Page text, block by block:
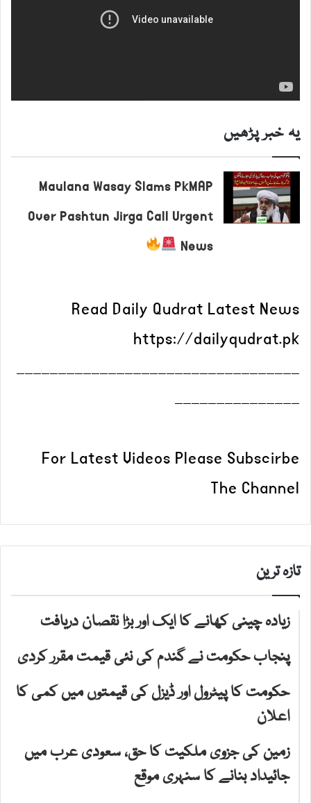
یہ خبر پڑھیں
Maulana Wasay Slams PkMAP
Over Pashtun Jirga Call Urgent
News
Read Daily Qudrat Latest News
https://dailyqudrat.pk
__________________________________
_______________
For Latest Videos Please Subscirbe
The Channel
تازہ ترین
زیادہ چینی کھانے کا ایک اور بڑا نقصان دریافت
پنجاب حکومت نے گندم کی نئی قیمت مقرر کردی
حکومت کا پیٹرول اور ڈیزل کی قیمتوں میں کمی کا
اعلان
زمین کی جزوی ملکیت کا حق، سعودی عرب میں
جائیداد بنانے کا سنہری موقع